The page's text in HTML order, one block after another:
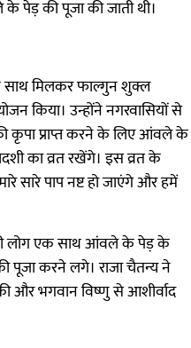
पेड़ की पूजा की जाती थी।
साथ मिलकर फाल्गुन शुक्ल
किया। उन्होंने नगरवासियों से
कृपा प्राप्त करने के लिए आंवले के
का व्रत रखेंगे। इस व्रत के
सारे पाप नष्ट हो जाएंगे और हमें
लोग एक साथ आंवले के पेड़ के
पूजा करने लगे। राजा चैतन्य ने
भगवान विष्णु से आशीर्वाद